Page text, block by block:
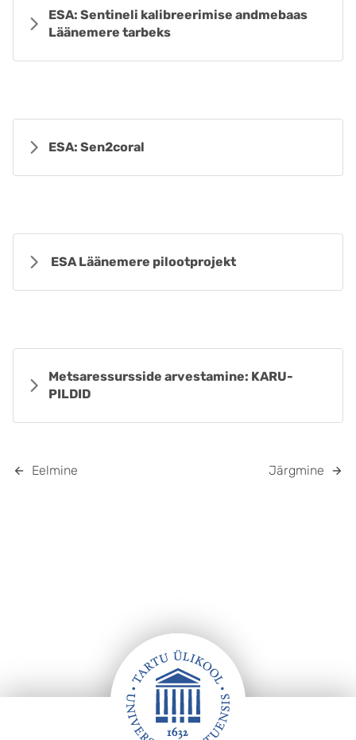
ESA: Sentineli kalibreerimise andmebaas
Läänemere tarbeks
ESA: Sen2coral
ESA Läänemere pilootprojekt
Metsaressursside arvestamine: KARU-
PILDID
Eelmine Järgmine